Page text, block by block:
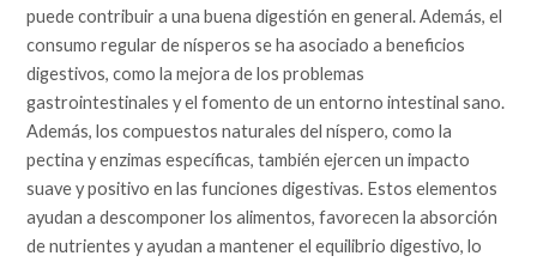
puede contribuir a una buena digestión en general. Además, el
consumo regular de nísperos se ha asociado a beneficios
digestivos, como la mejora de los problemas
gastrointestinales y el fomento de un entorno intestinal sano.
Además, los compuestos naturales del níspero, como la
pectina y enzimas específicas, también ejercen un impacto
suave y positivo en las funciones digestivas. Estos elementos
ayudan a descomponer los alimentos, favorecen la absorción
de nutrientes y ayudan a mantener el equilibrio digestivo, lo